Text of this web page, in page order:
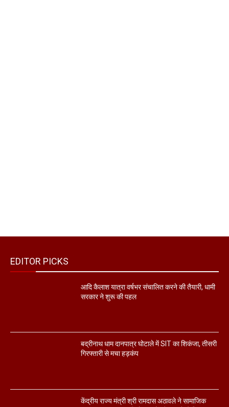
EDITOR PICKS
आदि कैलाश यात्रा वर्षभर संचालित करने की तैयारी, धामी
सरकार ने शुरू की पहल
बद्रीनाथ धाम दानपात्र घोटाले में SIT का शिकंजा, तीसरी
गिरफ्तारी से मचा हड़कंप
केंद्रीय राज्य मंत्री श्री रामदास अठावले ने सामाजिक